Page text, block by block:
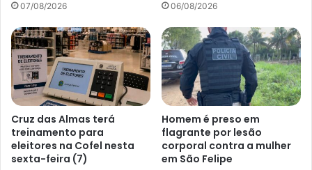
07/08/2026 06/08/2026
Cruz das Almas terá
treinamento para
eleitores na Cofel nesta
sexta-feira (7)
Homem é preso em
flagrante por lesão
corporal contra a mulher
em São Felipe